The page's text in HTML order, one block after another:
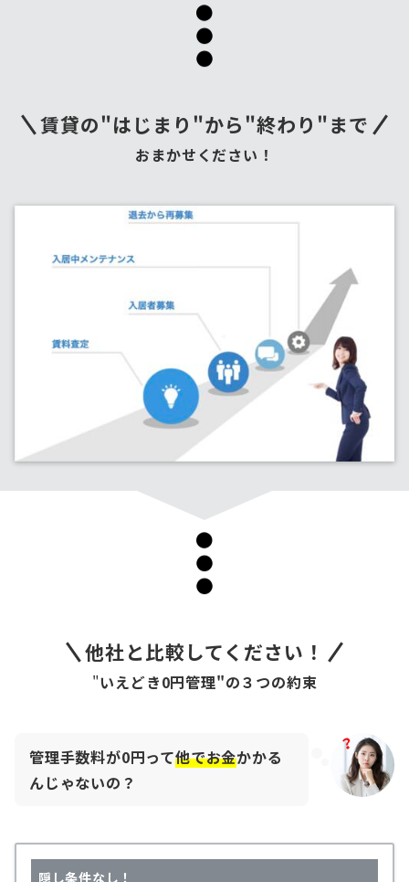
賃貸の"はじまり"から"終わり"まで
おまかせください！
他社と比較してください！
"いえどき0円管理"の３つの約束
管理手数料が0円って他でお金かかる
んじゃないの？
隠し条件なし！